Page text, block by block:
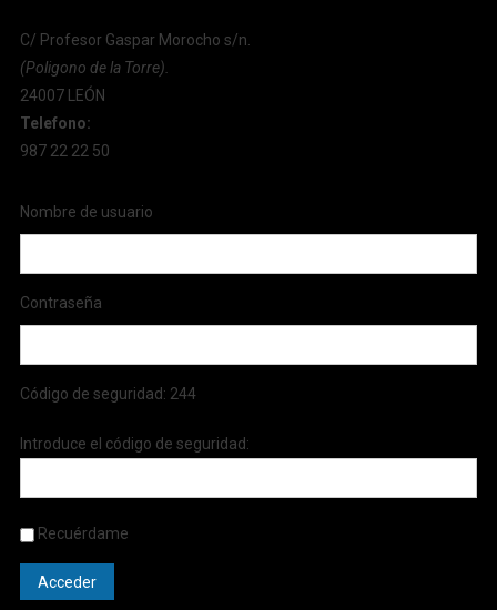
C/ Profesor Gaspar Morocho s/n.
(Poligono de la Torre).
24007 LEÓN
Telefono:
987 22 22 50
Nombre de usuario
Contraseña
Código de seguridad: 244
Introduce el código de seguridad:
Recuérdame
Acceder